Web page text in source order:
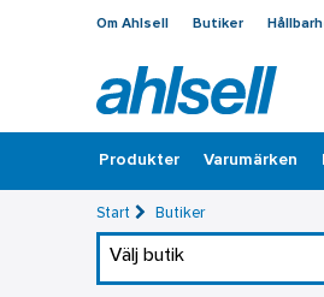
Om Ahlsell Butiker
Produkter Varumärken
Start Butiker
Välj butik